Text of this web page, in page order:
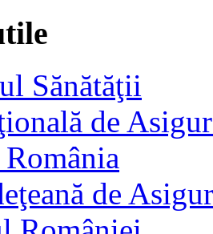
Sănătăţii
de
România
de